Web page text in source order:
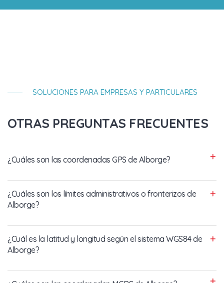
SOLUCIONES PARA EMPRESAS Y PARTICULARES
OTRAS PREGUNTAS FRECUENTES
¿Cuáles son las coordenadas GPS de Alborge?
¿Cuáles son los límites administrativos o fronterizos de
Alborge?
¿Cuál es la latitud y longitud según el sistema WGS84 de
Alborge?